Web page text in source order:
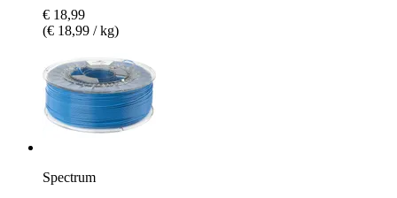
€ 18,99
(€ 18,99 / kg)
Spectrum